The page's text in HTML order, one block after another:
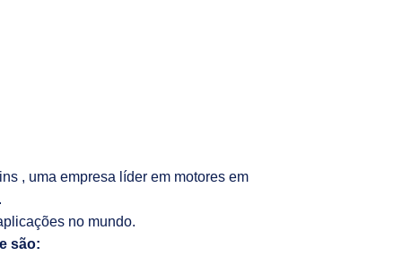
, uma empresa líder em motores em
no mundo.
são: